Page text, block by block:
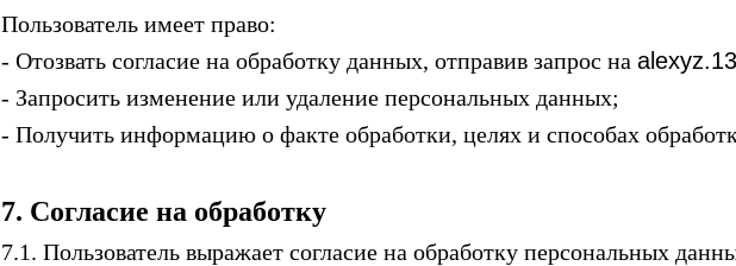
Пользователь имеет право:
- Отозвать согласие на обработку данных, отправив запрос на
- Запросить изменение или удаление персональных данных;
- Получить информацию о факте обработки, целях и способах
7. Согласие на обработку
7.1. Пользователь выражает согласие на обработку персональных